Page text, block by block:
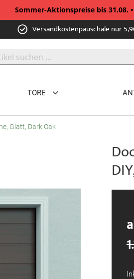
Sommer-Aktionspreise bis 31.08.
Versandkostenpauschale nur
TORE
Glatt, Dark Oak